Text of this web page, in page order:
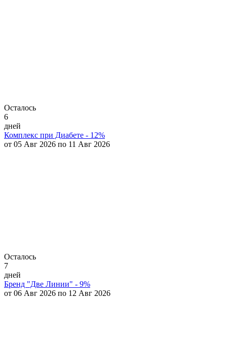
Осталось
6
дней
Комплекс при Диабете - 12%
от 05 Авг 2026 по 11 Авг 2026
Осталось
7
дней
Бренд "Две Линии" - 9%
от 06 Авг 2026 по 12 Авг 2026